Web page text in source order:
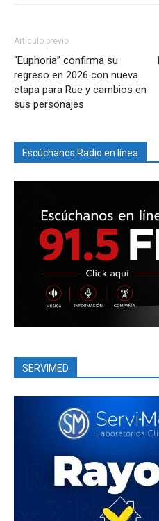
Artículo previo
“Euphoria” confirma su
regreso en 2026 con nueva
etapa para Rue y cambios en
sus personajes
Escúchanos Radio en línea
SERVIMED